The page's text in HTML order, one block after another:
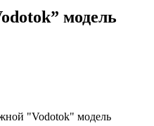
модель
"Vodotok" модель